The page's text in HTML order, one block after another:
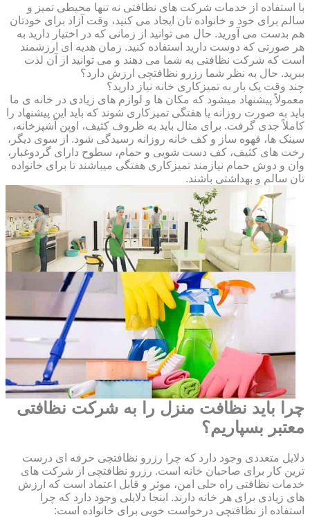
با استفاده از خدمات شرکت های نظافتی نه تنها محیطی تمیز و
سالم برای خود و خانواده تان ایجاد می کنید، وقت آزاد برای خودتان
هم بدست می آورید. حال می توانید از زمانی که در اختیار دارید به
هر صورتی که دوست دارید استفاده کنید. زمان هدیه ای ارزشمند
است که شرکت نظافتی به شما می دهند و می توانید از آن لذت
ببرید. حال به نظر شما رزرو نظافتچی ارزش دارد؟
چند وقت یک بار به تمیزکاری خانه نیاز دارید؟
معمولاً پیشنهاد میشود که مکان ها و لوازم های زیادی در خانه ی ما
باید به صورت روزانه یا هفتگی تمیزکاری شوند که باید این پیشنهاد را
کاملاً جدی گرفت. برای مثال باید به ظروف کثیف، اوپن آشپزخانه،
سینک ها، قهوه ساز و کف خانه روزانه رسیدگی شود. از سوی دیگر،
رخت های کثیف، کف دست شویی و حمام، سطوح دارای گردوغبار،
وان و دوش حمام نیازمند تمیزکاری هفتگی میباشند تا برای خانواده
تان سالم و بهداشتی باشند.
چرا باید نظافت منزل را به شرکت نظافتی
معتبر بسپاریم؟
دلایل متعددی وجود دارد که چرا رزرو نظافتچی حرفه ای درست
ترین کار برای صاحبان خانه است. رزرو نظافتچی از شرکت های
خدمات نظافتی راه حلی امن، موثر و قابل اعتماد است که ارزش
های زیادی برای هر خانه دارند. اینجا دلایلی وجود دارد که چرا
استفاده از نظافتچی درخواست خوبی برای خانواده است: